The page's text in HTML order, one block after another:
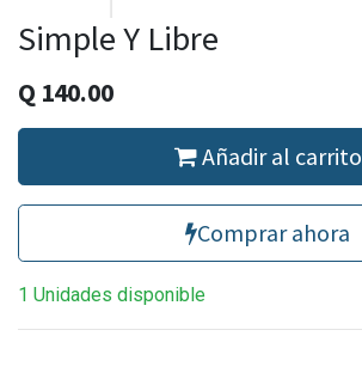
Simple Y Libre
Q 140.00
Añadir al carrito
Comprar ahora
1 Unidades disponible